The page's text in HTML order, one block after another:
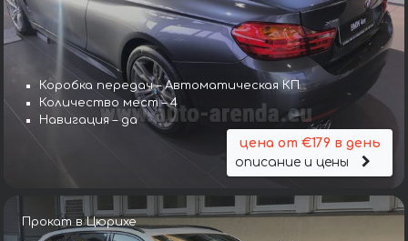
Коробка передач – Автоматическая КП
Количество мест – 4
Навигация – да
цена от €179 в день
описание и цены
Прокат в Цюрихе